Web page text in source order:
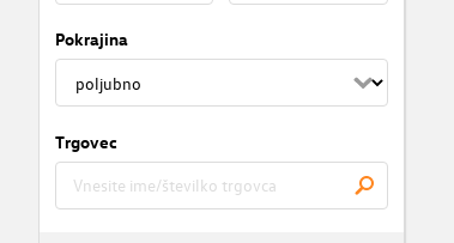
Pokrajina
Trgovec